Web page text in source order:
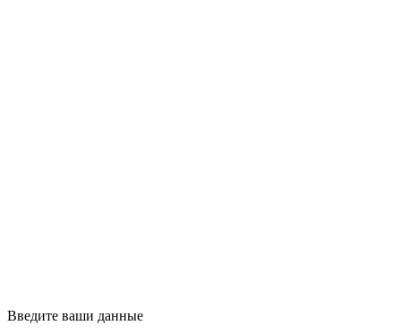
Введите ваши данные